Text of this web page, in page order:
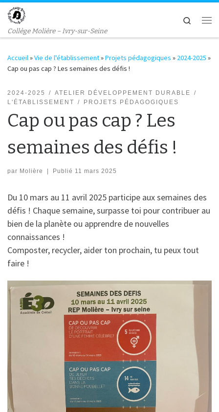
Passer au contenu
Collège Molière – Ivry-sur-Seine
Search
Accueil »Vie de l'établissement»Projets pédagogiques » 2024-2025 »
Cap ou pas cap ? Les semaines des défis !
2024-2025
ATELIER DÉVELOPPEMENT DURABLE
L'ÉTABLISSEMENT
PROJETS PÉDAGOGIQUES
Cap ou pas cap ? Les
semaines des défis !
par Molière | Publié 11 mars 2025
Du 10 mars au 11 avril 2025 participe aux semaines des
défis ! Chaque semaine, surpasse toi pour contribuer au
bien de la planète ou apprendre de nouvelles
connaissances !
Composter, recycler, aider ton prochain, tu peux tout
faire !